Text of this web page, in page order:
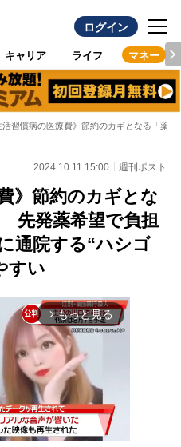
ログイン
キャリア ライフ マネー
活習慣病の医療費》節約のカギとなる「薬
2024.10.11 15:00 週刊ポスト
》節約のカギとな
先発薬希望で負担
通院する“ハシゴ
すい
arrow_forward_ios もっと見る